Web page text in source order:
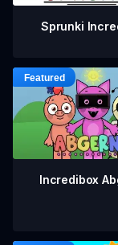
Sprunki
Incredibox